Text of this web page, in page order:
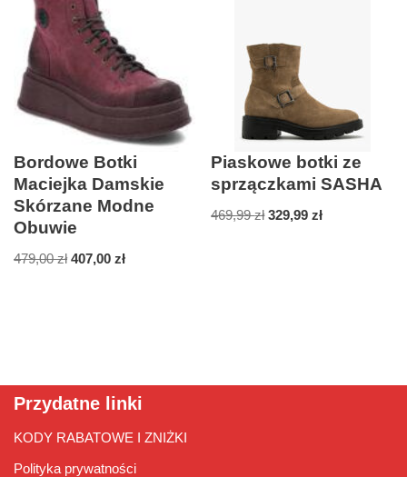
Bordowe Botki
Maciejka Damskie
Skórzane Modne
Obuwie
479,00zł 407,00 zł
Piaskowe botki ze
sprzączkami SASHA
469,99zł 329,99zł
Przydatne linki
KODY RABATOWE I ZNIŻKI
Polityka prywatności